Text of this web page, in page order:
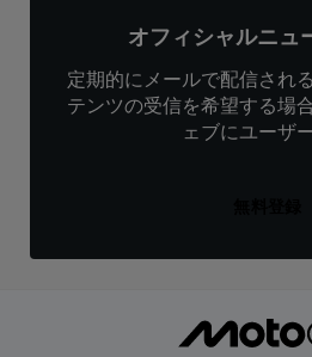
オフィシャルニュ
定期的にメールで配信され
テンツの受信を希望する場
ェブにユーザ